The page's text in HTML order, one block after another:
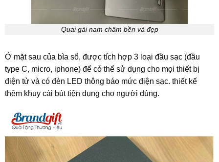
Quai gài nam châm bền và đẹp
Ở mặt sau của bìa sổ, được tích hợp 3 loại đầu sạc (đầu
type C, micro, iphone) để có thể sử dụng cho mọi thiết bị
điện tử và có đèn LED thông báo mức điện sạc. thiết kế
thêm khuy cài bút tiện dụng cho người dùng.